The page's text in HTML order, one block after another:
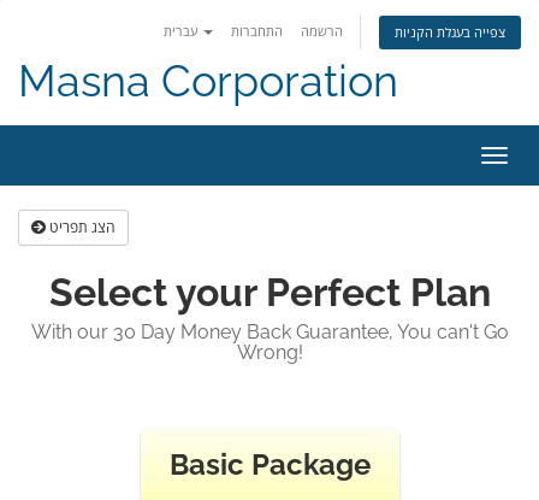
התחברות הרשמה צפייה בעגלת הקניות
Masna Corporation
ניווט
הצג תפריט
Select your Perfect Plan
With our 30 Day Money Back Guarantee, You can't Go
Wrong!
Basic Package